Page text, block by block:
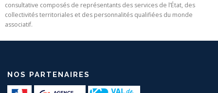
consultative composés de représentants des services de l’État, des
collectivités territoriales et des personnalités qualifiées du monde
associatif.
NOS PARTENAIRES